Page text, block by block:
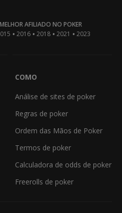
AFILIADO NO POKER
• 2016 • 2018 • 2021 • 2023
COMO
Análise de sites de poker
Regras de poker
Ordem das Mãos de Poker
Termos de poker
Calculadora de odds de poker
Freerolls de poker